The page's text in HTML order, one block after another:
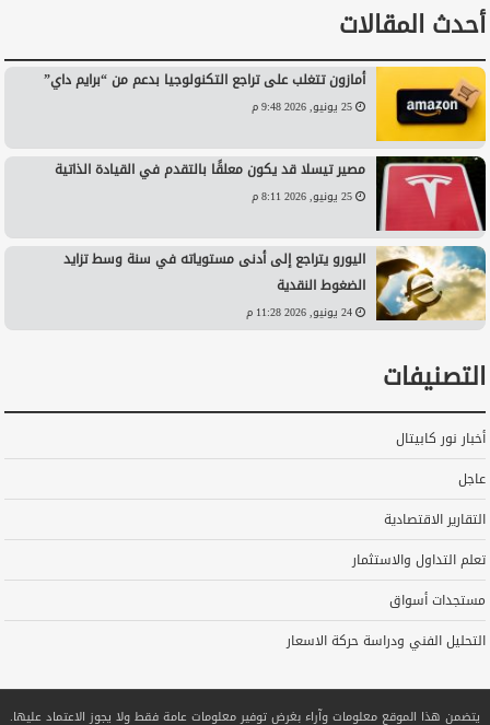
أحدث المقالات
أمازون تتغلب على تراجع التكنولوجيا بدعم من “برايم داي”
25 يونيو, 2026 9:48 م
مصير تيسلا قد يكون معلقًا بالتقدم في القيادة الذاتية
25 يونيو, 2026 8:11 م
اليورو يتراجع إلى أدنى مستوياته في سنة وسط تزايد
الضغوط النقدية
24 يونيو, 2026 11:28 م
التصنيفات
أخبار نور كابيتال
عاجل
التقارير الاقتصادية
تعلم التداول والاستثمار
مستجدات أسواق
التحليل الفني ودراسة حركة الاسعار
يتضمن هذا الموقع معلومات وآراء بغرض توفير معلومات عامة فقط ولا يجوز الاعتماد عليها.